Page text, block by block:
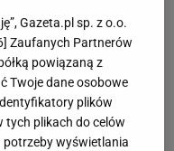
Był wypożyczany z
do Cadizu, gdzie
w Racingu
zakończył w
Gazeta.pl sp. z o.o.
] Zaufanych Partnerów
powiązaną z
Twoje dane osobowe
plików
tych plikach do celów
potrzeby wyświetlania